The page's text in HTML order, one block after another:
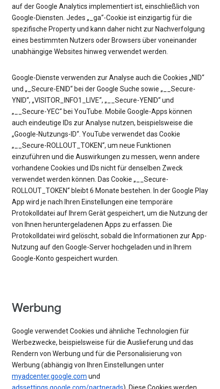
auf der Google Analytics implementiert ist, einschließlich von
Google-Diensten. Jedes „_ga“-Cookie ist einzigartig für die
spezifische Property und kann daher nicht zur Nachverfolgung
eines bestimmten Nutzers oder Browsers über voneinander
unabhängige Websites hinweg verwendet werden.
Google-Dienste verwenden zur Analyse auch die Cookies „NID“
und „_Secure-ENID“ bei der Google Suche sowie „__Secure-
YNID“, „VISITOR_INFO1_LIVE“, „__Secure-YENID“ und
„__Secure-YEC“ bei YouTube. Mobile Google-Apps können
auch eindeutige IDs zur Analyse nutzen, beispielsweise die
„Google-Nutzungs-ID“. YouTube verwendet das Cookie
„__Secure-ROLLOUT_TOKEN“, um neue Funktionen
einzuführen und die Auswirkungen zu messen, wenn andere
vorhandene Cookies und IDs nicht für denselben Zweck
verwendet werden können. Das Cookie „__Secure-
ROLLOUT_TOKEN“ bleibt 6 Monate bestehen. In der Google Play
App wird je nach Ihren Einstellungen eine temporäre
Protokolldatei auf Ihrem Gerät gespeichert, um die Nutzung der
von Ihnen heruntergeladenen Apps zu erfassen. Die
Protokolldatei wird gelöscht, sobald die Informationen zur App-
Nutzung auf den Google-Server hochgeladen und in Ihrem
Google-Konto gespeichert wurden.
Werbung
Google verwendet Cookies und ähnliche Technologien für
Werbezwecke, beispielsweise für die Auslieferung und das
Rendern von Werbung und für die Personalisierung von
Werbung (abhängig von Ihren Einstellungen unter
myadcenter.google.com und